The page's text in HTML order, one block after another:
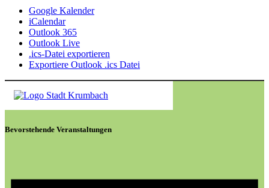
Google Kalender
iCalendar
Outlook 365
Outlook Live
.ics-Datei exportieren
Exportiere Outlook .ics Datei
Bevorstehende Veranstaltungen